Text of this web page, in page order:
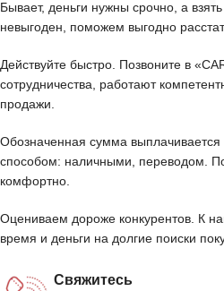
Бывает, деньги нужны срочно, а
невыгоден, поможем выгодно
Действуйте быстро. Позвоните в
сотрудничества, работают
продажи.
Обозначенная сумма
способом: наличными, переводом.
комфортно.
Оцениваем дороже конкурентов. К
время и деньги на долгие поиски
Свяжитесь